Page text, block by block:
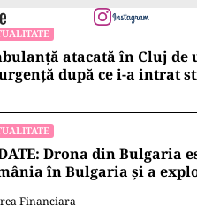
atacată în Cluj de
după ce i-a intrat
Drona din Bulgaria
în Bulgaria şi a
Financiara